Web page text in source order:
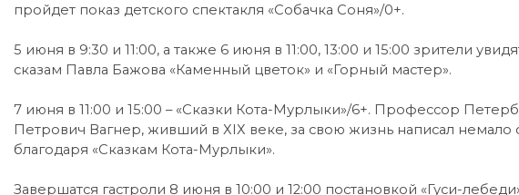
пройдет показ детского спектакля «Собачка Соня»/0+.
5 июня в 9:30 и 11:00, а также 6 июня в 11:00, 13:00 и 15:00 зрители
сказам Павла Бажова «Каменный цветок» и «Горный мастер».
7 июня в 11:00 и 15:00 – «Сказки Кота-Мурлыки»/6+. Профессор
Петрович Вагнер, живший в ХIХ веке, за свою жизнь написал немало
благодаря «Сказкам Кота-Мурлыки».
Завершатся гастроли 8 июня в 10:00 и 12:00 постановкой «Гуси-